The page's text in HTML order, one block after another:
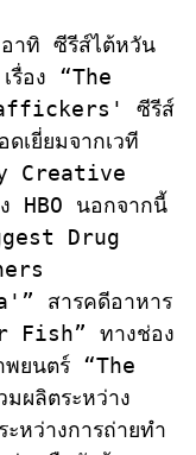
รื่อง “The
ซีรีส์
เยี่ยมจากเวที
Creative
HBO นอกจากนี้
Drug
สารคดีอาหาร
Fish” ทางช่อง
ยนตร์ “The
ผลิตระหว่าง
หว่างการถ่ายทำ